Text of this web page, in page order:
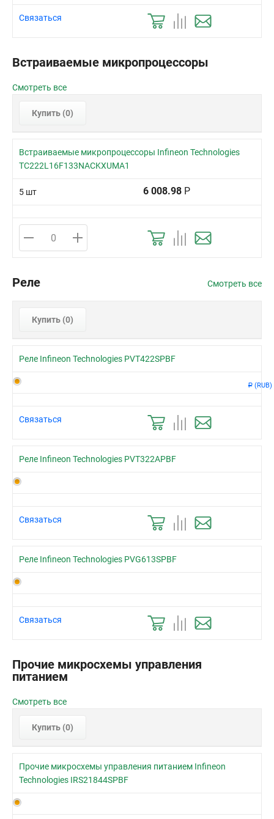
Р (RUB)
Связаться
Встраиваемые микропроцессоры
Смотреть все
Купить (0)
Встраиваемые микропроцессоры Infineon Technologies
TC222L16F133NACKXUMA1
5 шт 6 008.98 Р
Реле Смотреть все
Купить (0)
Реле Infineon Technologies PVT422SPBF
Связаться
Реле Infineon Technologies PVT322APBF
Связаться
Реле Infineon Technologies PVG613SPBF
Связаться
Прочие микросхемы управления
питанием
Смотреть все
Купить (0)
Прочие микросхемы управления питанием Infineon
Technologies IRS21844SPBF